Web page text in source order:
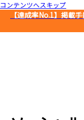
コンテンツへスキップ
【達成率No.1】 掲載